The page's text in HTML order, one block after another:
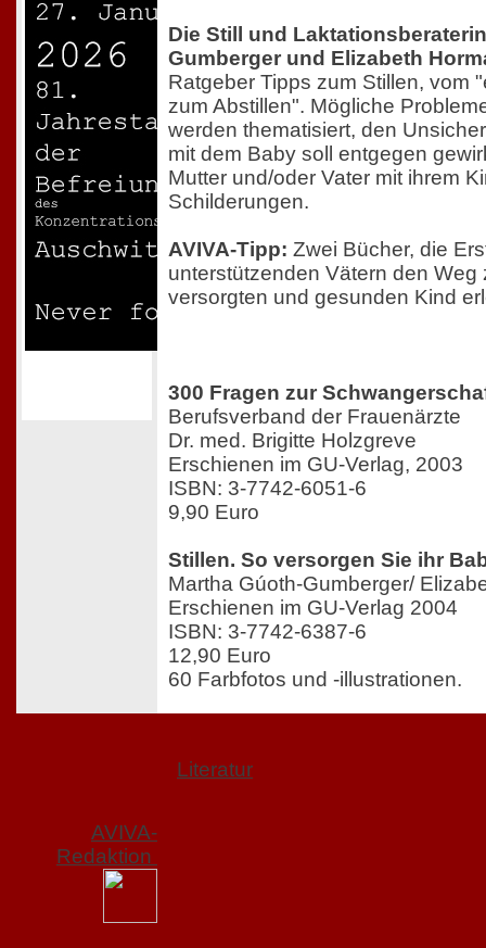
Die Still und
Gumberger und Elizabeth
Ratgeber Tipps zum Stillen, vom
zum Abstillen". Mögliche
werden thematisiert, den
mit dem Baby soll entgegen
Mutter und/oder Vater mit ihrem
Schilderungen.
AVIVA-Tipp: Zwei Bücher, die
unterstützenden Vätern den Weg
versorgten und gesunden Kind
300 Fragen zur
Berufsverband der Frauenärzte
Dr. med. Brigitte Holzgreve
Erschienen im GU-Verlag, 2003
ISBN: 3-7742-6051-6
9,90 Euro
Stillen. So versorgen Sie ihr
Martha Gúoth-Gumberger/
Erschienen im GU-Verlag 2004
ISBN: 3-7742-6387-6
12,90 Euro
60 Farbfotos und -illustrationen.
Literatur
AVIVA-
Redaktion